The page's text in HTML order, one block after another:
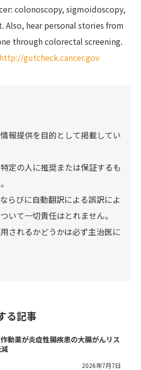
colonoscopy, sigmoidoscopy,
Also, hear personal stories from
through colorectal screening.
http://gutcheck.cancer.gov
報提供を目的として掲載してい
定の人に推奨または保証するも
らびに自動翻訳による誤訳によ
いて一切責任はとれません。
されるかどうかは必ず主治医に
る記事
動薬が炎症性腸疾患の大腸がんリス
2026年7月7日